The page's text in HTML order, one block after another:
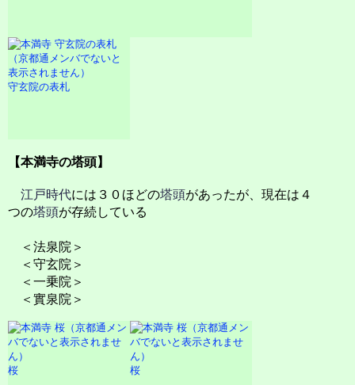
守玄院の表札
【本満寺の塔頭】
江戸時代には３０ほどの塔頭があったが、現在は４
つの塔頭が存続している
＜法泉院＞
＜守玄院＞
＜一乗院＞
＜實泉院＞
桜 桜